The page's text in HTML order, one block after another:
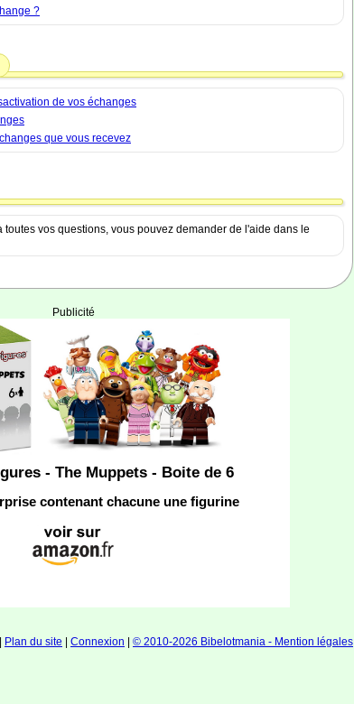
?
de vos échanges
que vous recevez
vos questions, vous pouvez demander de l'aide dans le
Publicité
- The Muppets - Boite de 6
contenant chacune une figurine
Plan du site Connexion © 2010-2026 Bibelotmania - Mention légales